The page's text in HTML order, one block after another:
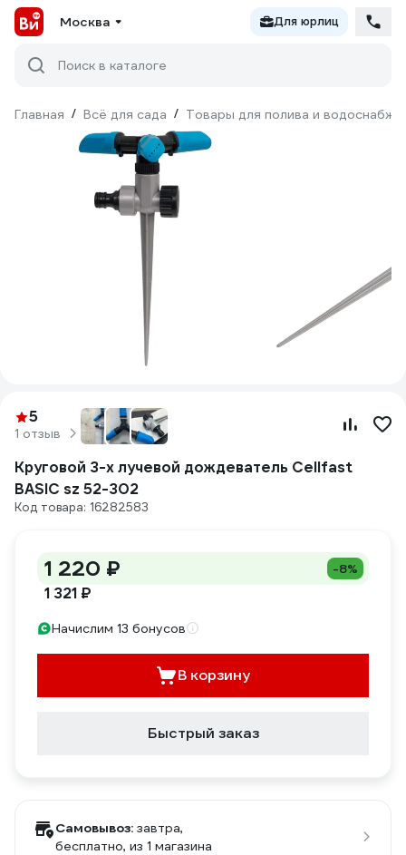
Москва Для юрлиц
Поиск в каталоге
Главная / Всё для сада / Товары для полива и
5
1 отзыв
Круговой 3-х лучевой дождеватель Cellfast
BASIC sz 52-302
Код товара: 16282583
1 220 ₽ -8%
1 321 ₽
Начислим 13 бонусов
В корзину
Быстрый заказ
Самовывоз: завтра,
бесплатно, из 1 магазина